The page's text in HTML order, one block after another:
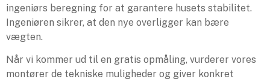
ingeniørs beregning for at garantere husets stabilitet.
Ingeniøren sikrer, at den nye overligger kan bære
vægten.
Når vi kommer ud til en gratis opmåling, vurderer vores
montører de tekniske muligheder og giver konkret